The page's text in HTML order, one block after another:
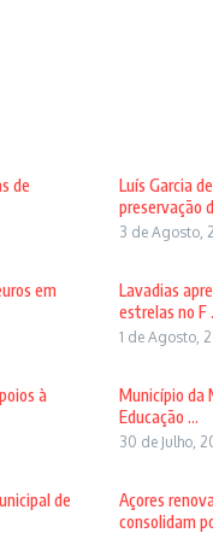
de
Luís Garcia
preservação
3 de Agosto,
em
Lavadias
estrelas no F
1 de Agosto,
à
Município da
Educação ...
30 de Julho,
de
Açores
consolidam